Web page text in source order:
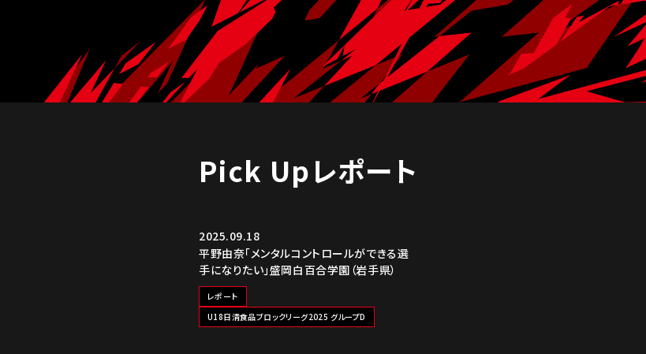
Pick Upレポート
2025.09.18
平野由奈「メンタルコントロールができる選
手になりたい」盛岡白百合学園（岩手県）
レポート
U18日清食品ブロックリーグ2025 グループD